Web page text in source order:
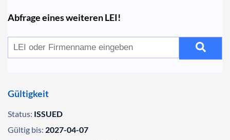
Abfrage eines weiteren LEI!
Gültigkeit
Status: ISSUED
Gültig bis: 2027-04-07